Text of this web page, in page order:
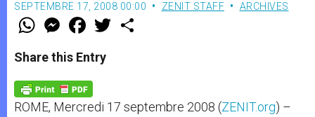
SEPTEMBRE 17, 2008 00:00 ZENIT STAFF ARCHIVES
W
t
s
p
p
M
e
s
e
g
e
r
F
a
e
b
o
k
w
Share this Entry
ROME, Mercredi 17 septembre 2008 (ZENIT.org) –